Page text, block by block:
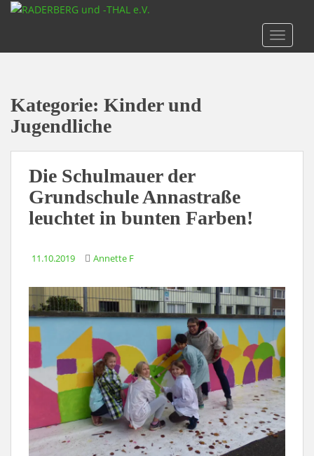
p
Kategorie: Kinder und
Jugendliche
Die Schulmauer der
Grundschule Annastraße
leuchtet in bunten Farben!
11.10.2019 Annette F